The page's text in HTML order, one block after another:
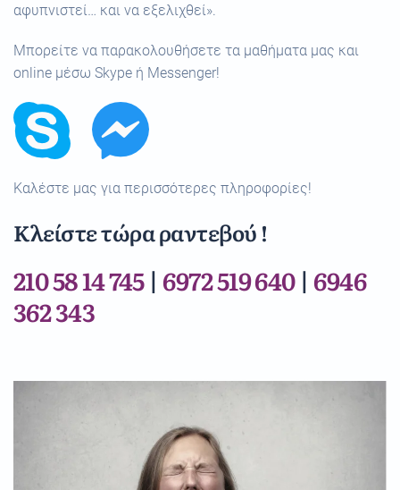
αφυπνιστεί… και να εξελιχθεί».
Μπορείτε να παρακολουθήσετε τα μαθήματα μας και
online μέσω Skype ή Messenger!
Καλέστε μας για περισσότερες πληροφορίες!
Κλείστε τώρα ραντεβού !
210 58 14 745| 6972 519 640| 6946
362 343